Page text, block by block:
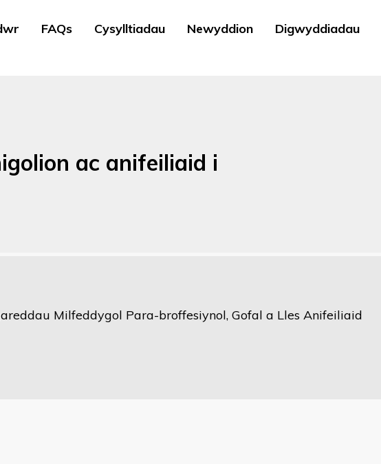
FAQs Cysylltiadau Newyddion Digwyddiadau
ac anifeiliaid i
Milfeddygol Para-broffesiynol, Gofal a Lles Anifeiliaid